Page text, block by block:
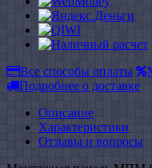
Все способы оплаты
Подробнее о доставке
Описание
Характеристики
Отзывы и вопросы